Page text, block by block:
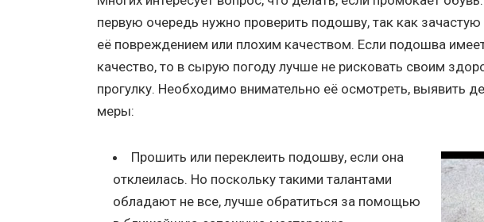
первую очередь нужно проверить подошву, так как
её повреждением или плохим качеством. Если подошва
качество, то в сырую погоду лучше не рисковать своим
прогулку. Необходимо внимательно её осмотреть, выявить
меры:
Прошить или переклеить подошву, если она
отклеилась. Но поскольку такими талантами
обладают не все, лучше обратиться за помощью